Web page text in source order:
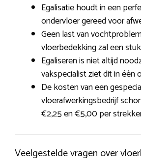
Egalisatie houdt in een
ondervloer gereed voor
Geen last van
vloerbedekking zal een
Egaliseren is niet altijd
vakspecialist ziet dit in één
De kosten van een
vloerafwerkingsbedrijf
€2,25 en €5,00 per
Veelgestelde vragen over